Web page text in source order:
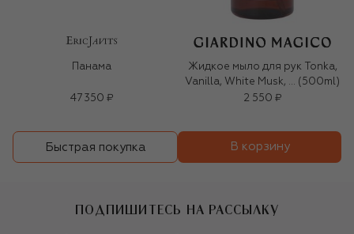
Панама
47 350 ₽
Жидкое мыло для рук Tonka,
Vanilla, White Musk, … (500ml)
2 550 ₽
Быстрая покупка В корзину
ПОДПИШИТЕСЬ НА РАССЫЛКУ